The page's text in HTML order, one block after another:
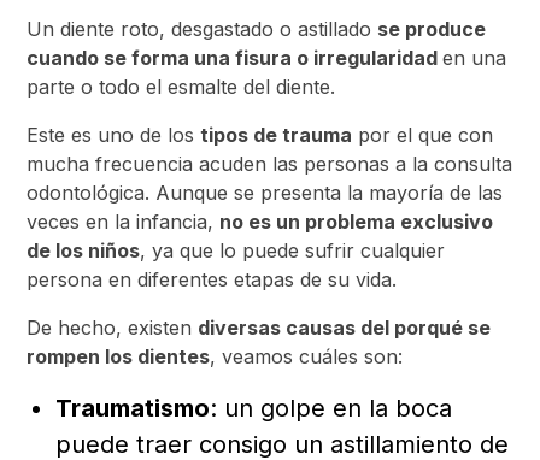
Un diente roto, desgastado o astillado se produce
cuando se forma una fisura o irregularidaden una
parte o todo el esmalte del diente.
Este es uno de lostipos de trauma por el que con
mucha frecuencia acuden las personas a la consulta
odontológica. Aunque se presenta la mayoría de las
veces en la infancia, no es un problema exclusivo
de los niños, ya que lo puede sufrir cualquier
persona en diferentes etapas de su vida.
De hecho, existen diversas causas del porqué se
rompen los dientes, veamos cuáles son:
Traumatismo: un golpe en la boca
puede traer consigo un astillamiento de